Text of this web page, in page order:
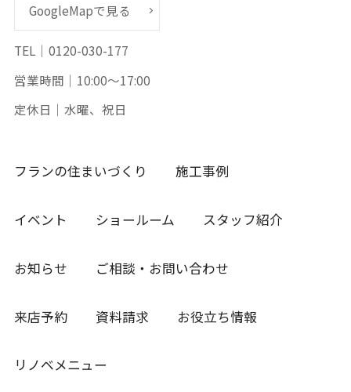
GoogleMapで見る
TEL｜0120-030-177
営業時間｜10:00～17:00
定休日｜水曜、祝日
フランの住まいづくり 施工事例
イベント ショールーム スタッフ紹介
お知らせ ご相談・お問い合わせ
来店予約 資料請求 お役立ち情報
リノベメニュー